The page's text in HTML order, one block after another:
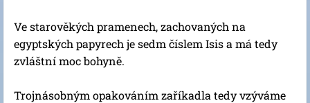
Ve starověkých pramenech, zachovaných na
egyptských papyrech je sedm číslem Isis a má tedy
zvláštní moc bohyně.
Trojnásobným opakováním zaříkadla tedy vzýváme